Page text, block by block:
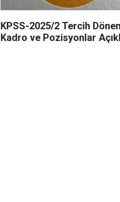
KPSS-2025/2 Tercih
Kadro ve Pozisyonlar